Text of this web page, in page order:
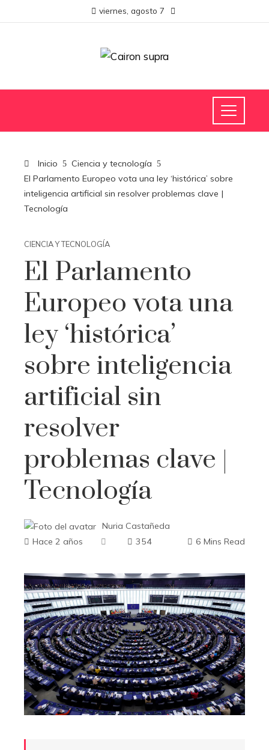
viernes, agosto 7
Inicio
Ciencia y tecnología
El Parlamento Europeo vota una ley ‘histórica’ sobre
inteligencia artificial sin resolver problemas clave |
Tecnología
CIENCIA Y TECNOLOGÍA
El Parlamento
Europeo vota una
ley ‘histórica’
sobre inteligencia
artificial sin
resolver
problemas clave |
Tecnología
Nuria Castañeda
Hace 2 años
354 6 Mins Read